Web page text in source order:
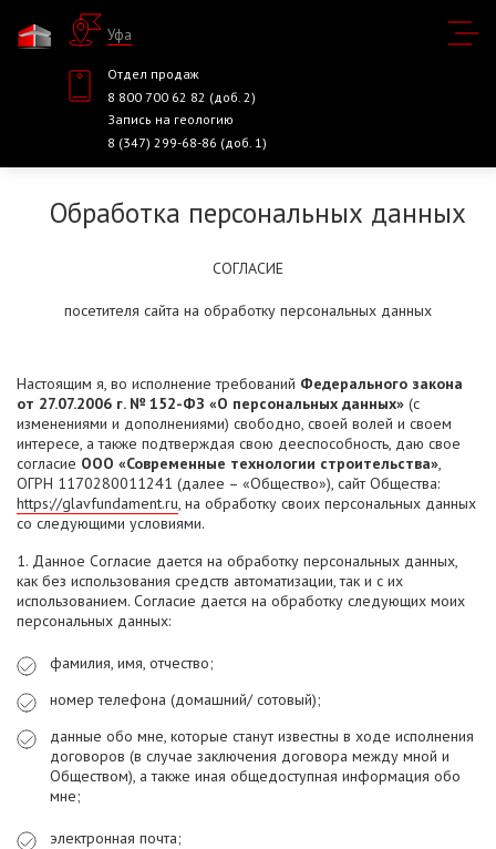
Уфа
Отдел продаж
8 800 700 62 82 (доб. 2)
Запись на геологию
8 (347) 299-68-86 (доб. 1)
Обработка персональных данных
СОГЛАСИЕ
посетителя сайта на обработку персональных данных
Настоящим я, во исполнение требований Федерального закона
от 27.07.2006 г. № 152-ФЗ «О персональных данных» (с
изменениями и дополнениями) свободно, своей волей и своем
интересе, а также подтверждая свою дееспособность, даю свое
согласие ООО «Современные технологии строительства»,
ОГРН 1170280011241 (далее – «Общество»), сайт Общества:
https://glavfundament.ru, на обработку своих персональных данных
со следующими условиями.
1. Данное Согласие дается на обработку персональных данных,
как без использования средств автоматизации, так и с их
использованием. Согласие дается на обработку следующих моих
персональных данных:
фамилия, имя, отчество;
номер телефона (домашний/ сотовый);
данные обо мне, которые станут известны в ходе исполнения
договоров (в случае заключения договора между мной и
Обществом), а также иная общедоступная информация обо
мне;
электронная почта;